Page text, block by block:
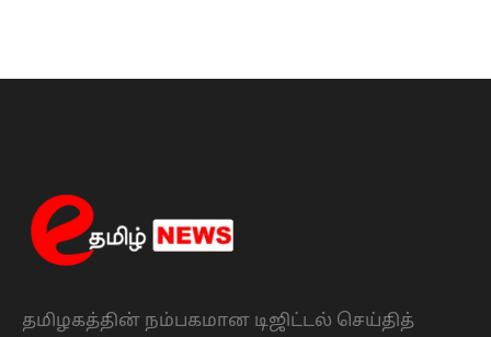
தமிழகத்தின் நம்பகமான டிஜிட்டல் செய்தித்